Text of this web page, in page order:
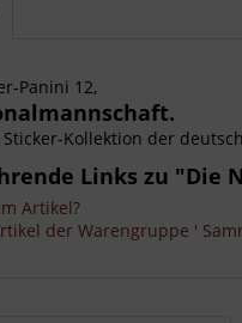
Panini 12,
Kollektion der
Links zu "Die
Artikel?
der Warengruppe '